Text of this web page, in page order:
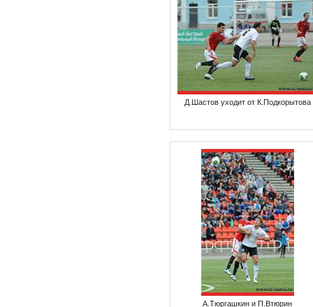
Д.Шастов уходит от К.Подкорытова
А.Тюргашкин и П.Втюрин